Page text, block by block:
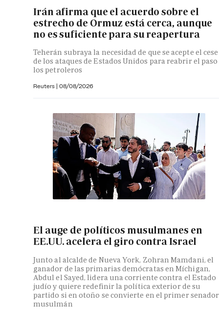
Irán afirma que el acuerdo sobre el
estrecho de Ormuz está cerca, aunque
no es suficiente para su reapertura
Teherán subraya la necesidad de que se acepte el cese
de los ataques de Estados Unidos para reabrir el paso
los petroleros
Reuters | 08/08/2026
El auge de políticos musulmanes en
EE.UU. acelera el giro contra Israel
Junto al alcalde de Nueva York, Zohran Mamdani, el
ganador de las primarias demócratas en Míchigan,
Abdul el Sayed, lidera una corriente contra el Estado
judío y quiere redefinir la política exterior de su
partido si en otoño se convierte en el primer senador
musulmán